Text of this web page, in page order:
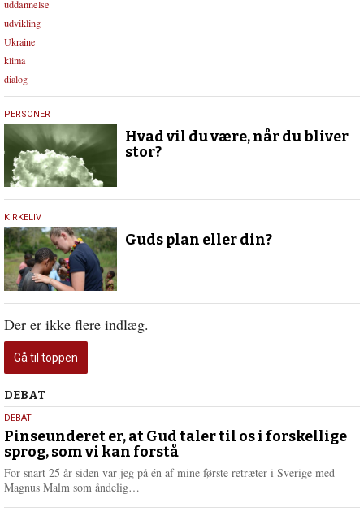
uddannelse
udvikling
Ukraine
klima
dialog
6.
maj
2019
PERSONER
Hvad vil du være, når du bliver
stor?
4.
oktober
2018
KIRKELIV
Guds plan eller din?
Der er ikke flere indlæg.
Gå til toppen
Debat
DEBAT
5.
august
2026
DEBAT
Pinseunderet er, at Gud taler til os i forskellige
sprog, som vi kan forstå
For snart 25 år siden var jeg på én af mine første retræter i Sverige med
Magnus Malm som åndelig…